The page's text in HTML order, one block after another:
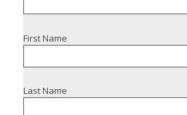
First Name
Last Name